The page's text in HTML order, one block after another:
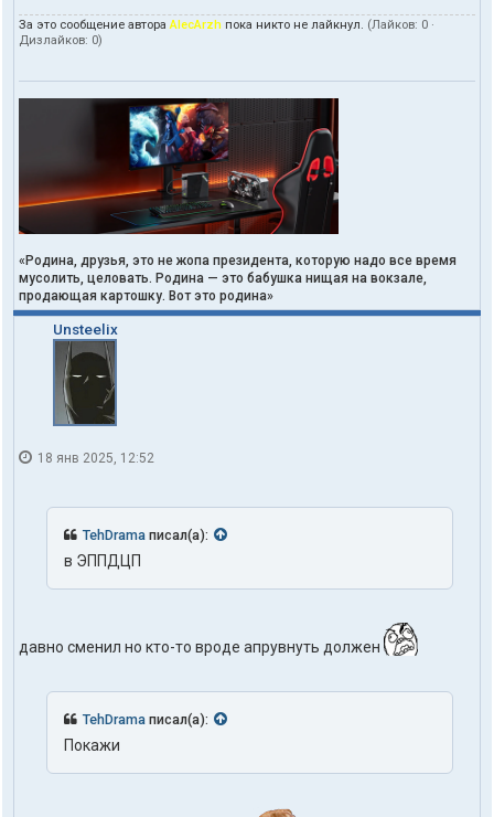
За это сообщение автораAlecArzh пока никто не лайкнул. (Лайков: 0 ·
Дизлайков: 0)
«Родина, друзья, это не жопа президента, которую надо все время
мусолить, целовать. Родина — это бабушка нищая на вокзале,
продающая картошку. Вот это родина»
Unsteelix
18 янв 2025, 12:52
TehDrama писал(а):
в ЭППДЦП
давно сменил но кто-то вроде апрувнуть должен
TehDrama писал(а):
Покажи